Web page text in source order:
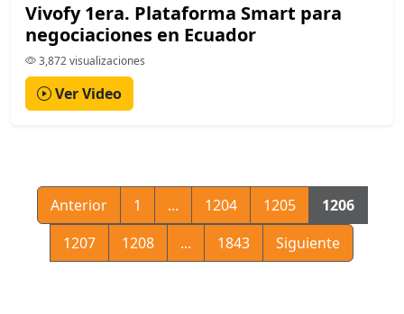
Vivofy 1era. Plataforma Smart para
negociaciones en Ecuador
3,872 visualizaciones
Ver Video
Anterior 1 ... 1204 1205
1206
1207
1208 ... 1843 Siguiente